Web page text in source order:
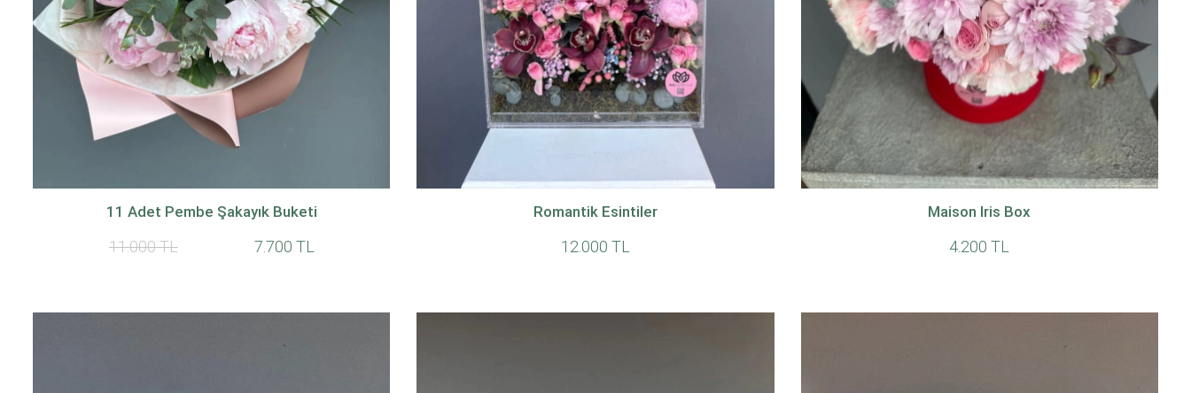
11 Adet Pembe Şakayık Buketi
11.000 TL 7.700 TL
Romantik Esintiler
12.000 TL
Maison Iris Box
4.200 TL